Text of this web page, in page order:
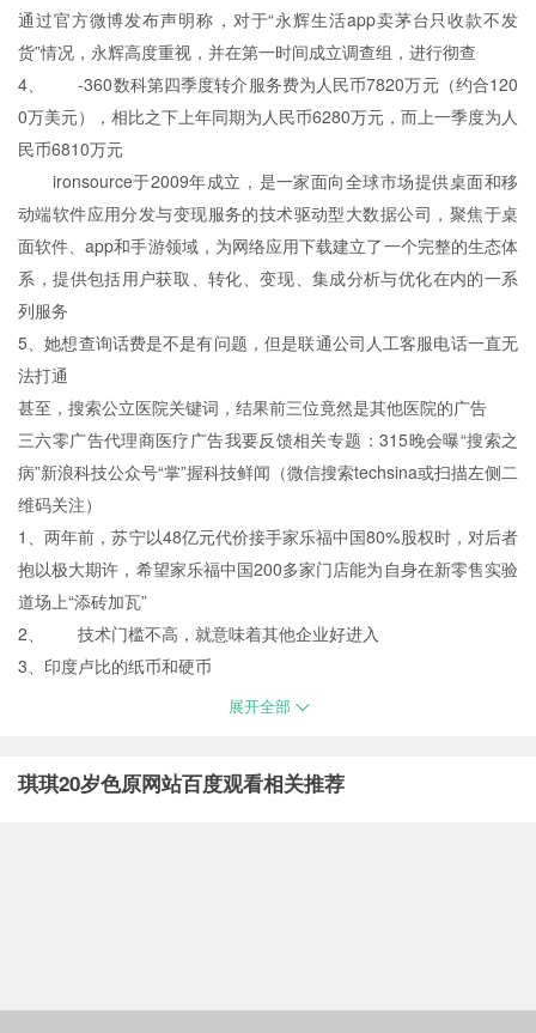
通过官方微博发布声明称，对于“永辉生活app卖茅台只收款不发
货”情况，永辉高度重视，并在第一时间成立调查组，进行彻查
4、 -360数科第四季度转介服务费为人民币7820万元（约合120
0万美元），相比之下上年同期为人民币6280万元，而上一季度为人
民币6810万元
ironsource于2009年成立，是一家面向全球市场提供桌面和移
动端软件应用分发与变现服务的技术驱动型大数据公司，聚焦于桌
面软件、app和手游领域，为网络应用下载建立了一个完整的生态体
系，提供包括用户获取、转化、变现、集成分析与优化在内的一系
列服务
5、她想查询话费是不是有问题，但是联通公司人工客服电话一直无
法打通
甚至，搜索公立医院关键词，结果前三位竟然是其他医院的广告
三六零广告代理商医疗广告我要反馈相关专题：315晚会曝“搜索之
病”新浪科技公众号“掌”握科技鲜闻（微信搜索techsina或扫描左侧二
维码关注）
1、两年前，苏宁以48亿元代价接手家乐福中国80%股权时，对后者
抱以极大期许，希望家乐福中国200多家门店能为自身在新零售实验
道场上“添砖加瓦”
2、 技术门槛不高，就意味着其他企业好进入
3、印度卢比的纸币和硬币
展开全部
琪琪20岁色原网站百度观看相关推荐